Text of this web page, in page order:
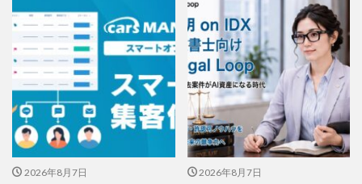
2026年8月7日 2026年8月7日